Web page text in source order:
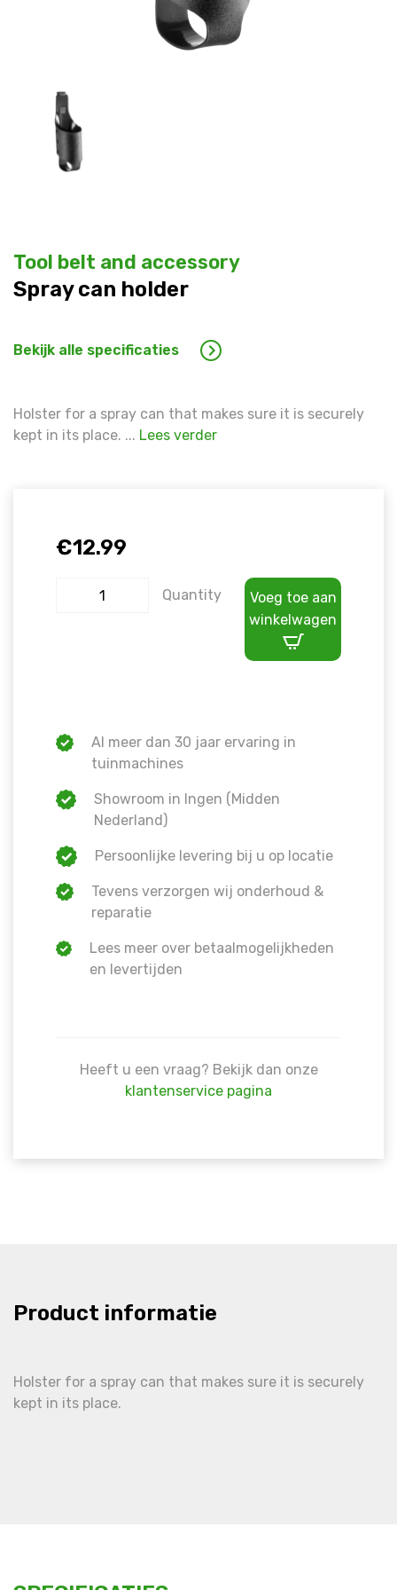
content/plugins/woocommerce/includes/wc-
Tool belt and accessory
Spray can holder
Bekijk alle specificaties
Holster for a spray can that makes sure it is securely
kept in its place. ... Lees verder
€12.99
Quantity
Voeg toe aan
winkelwagen
Al meer dan 30 jaar ervaring in
tuinmachines
Showroom in Ingen (Midden
Nederland)
Persoonlijke levering bij u op locatie
Tevens verzorgen wij onderhoud &
reparatie
Lees meer over betaalmogelijkheden
en levertijden
Heeft u een vraag? Bekijk dan onze
klantenservice pagina
Product informatie
Holster for a spray can that makes sure it is securely
kept in its place.